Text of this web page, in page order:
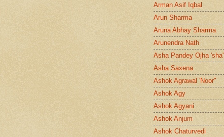
Arman Asif Iqbal
Arun Sharma
Aruna Abhay Sharma
Arunendra Nath
Asha Pandey Ojha 'sha'
Asha Saxena
Ashok Agrawal 'Noor"
Ashok Agy
Ashok Agyani
Ashok Anjum
Ashok Chaturvedi